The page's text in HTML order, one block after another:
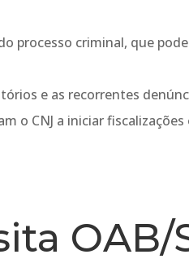
processo criminal, que
e as recorrentes
o CNJ a iniciar
OAB/